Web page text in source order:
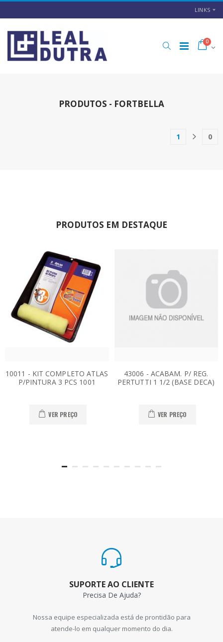
LINKS
0
PRODUTOS - FORTBELLA
1(current)0
PRODUTOS EM DESTAQUE
10011 - KIT COMPLETO ATLAS
P/PINTURA 3 PCS 1001
VER PREÇO
43006 - ACABAM. P/ REG.
PERTUTTI 1 1/2 (BASE DECA)
VER PREÇO
SUPORTE AO CLIENTE
Precisa De Ajuda?
Nossa equipe especializada está de prontidão para
atende-lo em qualquer momento do dia.